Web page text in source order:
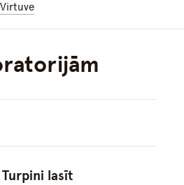
Virtuve
Turpini lasīt